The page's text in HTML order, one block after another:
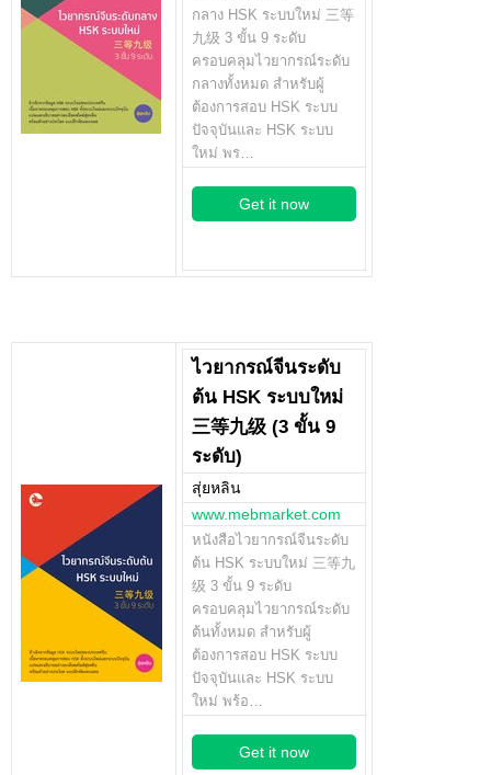
กลาง HSK ระบบใหม่ 三等
九级 3 ขั้น 9 ระดับ
ครอบคลุมไวยากรณ์ระดับ
กลางทั้งหมด สำหรับผู้
ต้องการสอบ HSK ระบบ
ปัจจุบันและ HSK ระบบ
ใหม่ พร…
Get it now
ไวยากรณ์จีนระดับ
ต้น HSK ระบบใหม่
三等九级 (3 ขั้น 9
ระดับ)
สุ่ยหลิน
www.mebmarket.com
หนังสือไวยากรณ์จีนระดับ
ต้น HSK ระบบใหม่ 三等九
级 3 ขั้น 9 ระดับ
ครอบคลุมไวยากรณ์ระดับ
ต้นทั้งหมด สำหรับผู้
ต้องการสอบ HSK ระบบ
ปัจจุบันและ HSK ระบบ
ใหม่ พร้อ…
Get it now